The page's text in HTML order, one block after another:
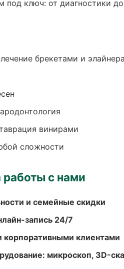
под ключ: от диагностики
брекетами и
винирами
сложности
с нами
и семейные скидки
запись 24/7
клиентами
микроскоп, 3D-